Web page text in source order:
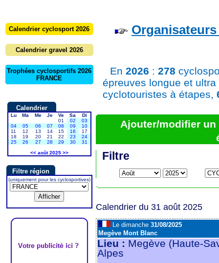
Calendrier cyclosport 2026
Calendrier gravel 2026
Trophées cyclosportifs 2026
FRANCE
Calendrier
Lu Ma Me Je Ve Sa
Di
01
02
03
04
05 06 07 08 09
10
11
12 13 14 15 16
17
18
19 20 21 22 23
24
25
26 27 28 29 30
31
<< août 2025 >>
Filtre région
(uniquement pour les cyclosportives)
En 2026 : 278
épreuves longue et
cyclotouristes à étapes,
Ajouter/modifier un
Filtre
Calendrier du 31 août 2025
Le dimanche 31/08/2025
Megève Mont Blanc
Lieu : Megève (Haute-
Alpes